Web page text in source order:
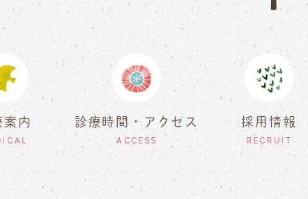
案内 診療時間・アクセス
ACCESS
採用情報
RECRUIT